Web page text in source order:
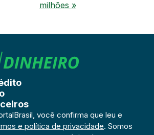
milhões »
você confirma que leu e
e política de privacidade. Somos